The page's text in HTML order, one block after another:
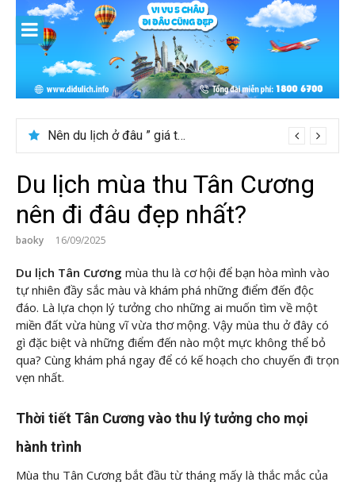
content
[Bật mí] Tháng 8 nên đi nước nào đẹp? Gợi ý 5+ tọa độ hot 2026
Nên du lịch ở đâu ” giá tốt” dịp lễ quốc khánh 2/9
Du lịch mùa thu Tân Cương
nên đi đâu đẹp nhất?
baoky 16/09/2025
Du lịch Tân Cương mùa thu là cơ hội để bạn hòa mình vào
tự nhiên đầy sắc màu và khám phá những điểm đến độc
đáo. Là lựa chọn lý tưởng cho những ai muốn tìm về một
miền đất vừa hùng vĩ vừa thơ mộng. Vậy mùa thu ở đây có
gì đặc biệt và những điểm đến nào một mực không thể bỏ
qua? Cùng khám phá ngay để có kế hoạch cho chuyến đi trọn
vẹn nhất.
Thời tiết Tân Cương vào thu lý tưởng cho mọi
hành trình
Mùa thu Tân Cương bắt đầu từ tháng mấy là thắc mắc của